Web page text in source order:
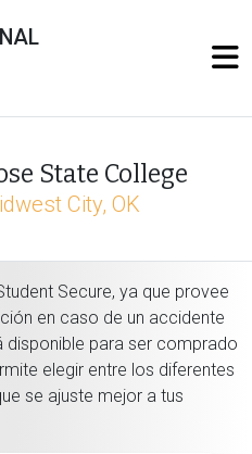
State College
City, OK
Secure, ya que provee
en caso de un accidente
disponible para ser comprado
elegir entre los diferentes
se ajuste mejor a tus